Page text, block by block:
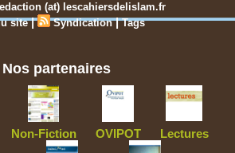
(at) lescahiersdelislam.fr
site | Syndication |Tags
Nos partenaires
Non-Fiction OVIPOT Lectures